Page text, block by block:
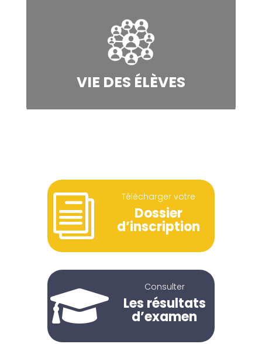
VIE DES ÉLÈVES
i Télécharger votre
Dossier
d’inscription
 Consulter
Les résultats
d’examen